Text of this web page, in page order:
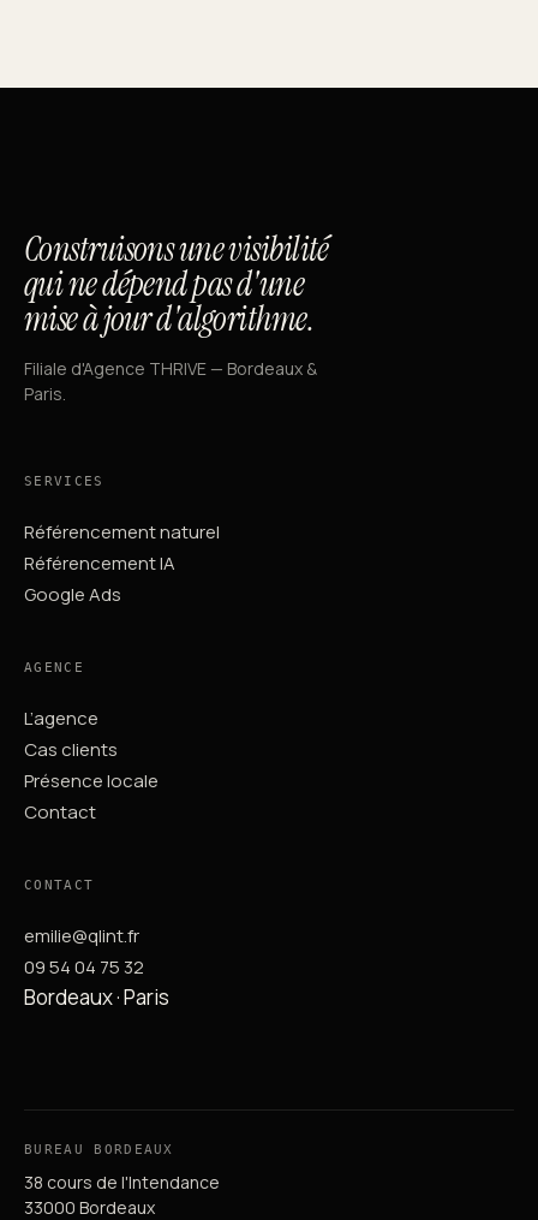
Construisons une visibilité
qui ne dépend pas d'une
mise à jour d'algorithme.
Filiale d'Agence THRIVE — Bordeaux &
Paris.
SERVICES
Référencement naturel
Référencement IA
Google Ads
AGENCE
L’agence
Cas clients
Présence locale
Contact
CONTACT
emilie@qlint.fr
09 54 04 75 32
Bordeaux · Paris
BUREAU BORDEAUX
38 cours de l'Intendance
33000 Bordeaux